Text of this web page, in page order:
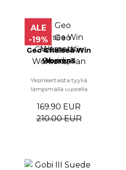
ALE
-19%
Geo Chelsea Win
Womens
Yksinkertaista tyyliä
lämpimällä vuorella
169.90 EUR
210.00 EUR